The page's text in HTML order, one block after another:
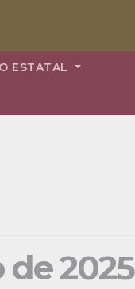
ESTATAL
2025